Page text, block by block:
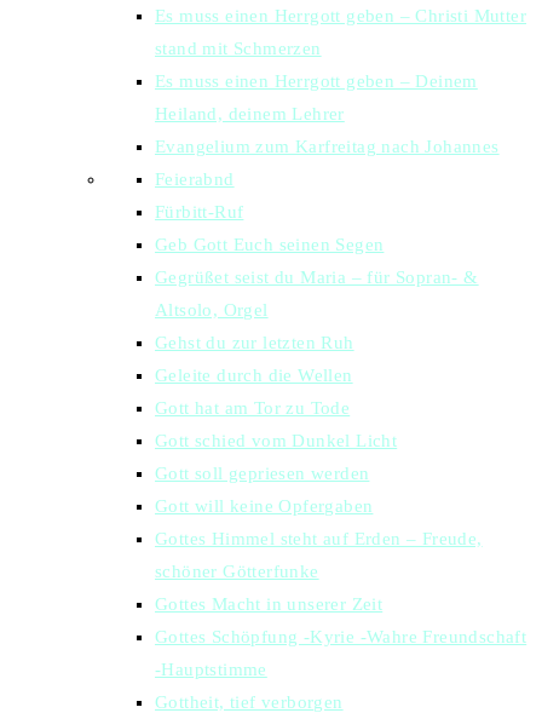
Es muss einen Herrgott geben – Christi Mutter
stand mit Schmerzen
Es muss einen Herrgott geben – Deinem
Heiland, deinem Lehrer
Evangelium zum Karfreitag nach Johannes
Feierabnd
Fürbitt-Ruf
Geb Gott Euch seinen Segen
Gegrüßet seist du Maria – für Sopran- &
Altsolo, Orgel
Gehst du zur letzten Ruh
Geleite durch die Wellen
Gott hat am Tor zu Tode
Gott schied vom Dunkel Licht
Gott soll gepriesen werden
Gott will keine Opfergaben
Gottes Himmel steht auf Erden – Freude,
schöner Götterfunke
Gottes Macht in unserer Zeit
Gottes Schöpfung -Kyrie -Wahre Freundschaft
-Hauptstimme
Gottheit, tief verborgen